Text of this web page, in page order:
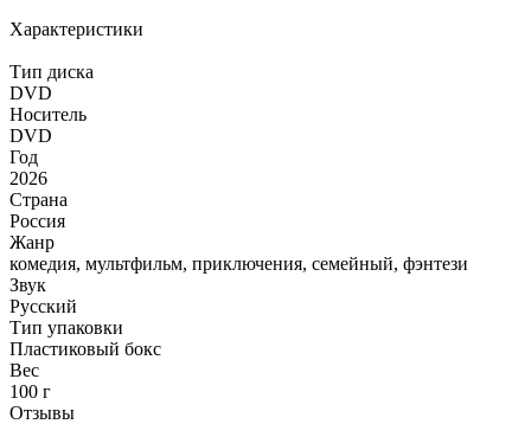
Характеристики
Тип диска
DVD
Носитель
DVD
Год
2026
Страна
Россия
Жанр
комедия, мультфильм, приключения, семейный, фэнтези
Звук
Русский
Тип упаковки
Пластиковый бокс
Вес
100 г
Отзывы